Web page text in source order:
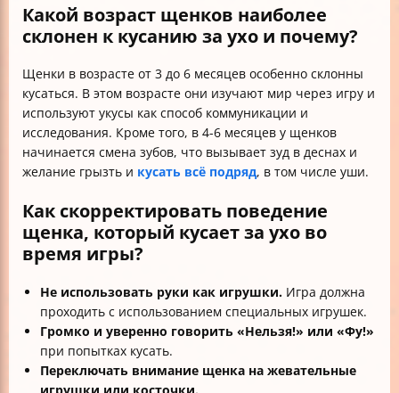
Какой возраст щенков наиболее
склонен к кусанию за ухо и почему?
Щенки в возрасте от 3 до 6 месяцев особенно склонны
кусаться. В этом возрасте они изучают мир через игру и
используют укусы как способ коммуникации и
исследования. Кроме того, в 4-6 месяцев у щенков
начинается смена зубов, что вызывает зуд в деснах и
желание грызть и кусать всё подряд, в том числе уши.
Как скорректировать поведение
щенка, который кусает за ухо во
время игры?
Не использовать руки как игрушки. Игра должна
проходить с использованием специальных игрушек.
Громко и уверенно говорить «Нельзя!» или «Фу!»
при попытках кусать.
Переключать внимание щенка на жевательные
игрушки или косточки.